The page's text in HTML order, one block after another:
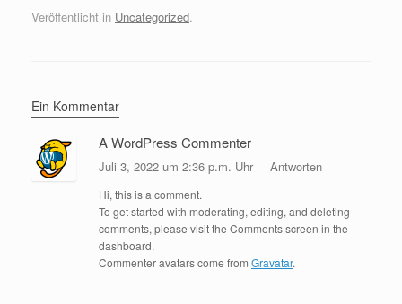
Veröffentlicht in Uncategorized.
Ein Kommentar
A WordPress Commenter
Juli 3, 2022 um 2:36 p.m. Uhr Antworten
Hi, this is a comment.
To get started with moderating, editing, and deleting
comments, please visit the Comments screen in the
dashboard.
Commenter avatars come from Gravatar.